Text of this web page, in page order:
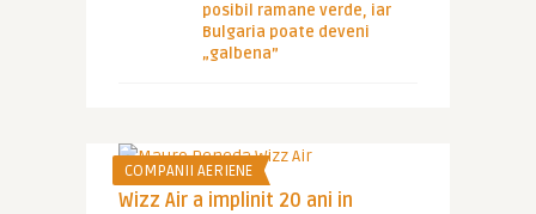
posibil ramane verde, iar
Bulgaria poate deveni
„galbena”
COMPANII AERIENE
Wizz Air a implinit 20 ani in